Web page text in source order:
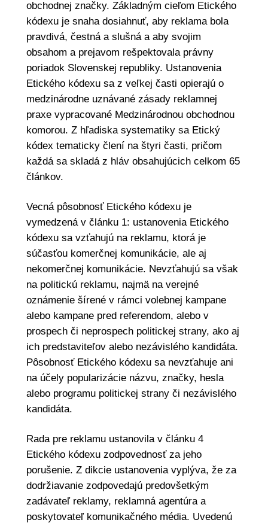
obchodnej značky. Základným cieľom Etického
kódexu je snaha dosiahnuť, aby reklama bola
pravdivá, čestná a slušná a aby svojim
obsahom a prejavom rešpektovala právny
poriadok Slovenskej republiky. Ustanovenia
Etického kódexu sa z veľkej časti opierajú o
medzinárodne uznávané zásady reklamnej
praxe vypracované Medzinárodnou obchodnou
komorou. Z hľadiska systematiky sa Etický
kódex tematicky člení na štyri časti, pričom
každá sa skladá z hláv obsahujúcich celkom 65
článkov.
Vecná pôsobnosť Etického kódexu je
vymedzená v článku 1: ustanovenia Etického
kódexu sa vzťahujú na reklamu, ktorá je
súčasťou komerčnej komunikácie, ale aj
nekomerčnej komunikácie. Nevzťahujú sa však
na politickú reklamu, najmä na verejné
oznámenie šírené v rámci volebnej kampane
alebo kampane pred referendom, alebo v
prospech či neprospech politickej strany, ako aj
ich predstaviteľov alebo nezávislého kandidáta.
Pôsobnosť Etického kódexu sa nevzťahuje ani
na účely popularizácie názvu, značky, hesla
alebo programu politickej strany či nezávislého
kandidáta.
Rada pre reklamu ustanovila v článku 4
Etického kódexu zodpovednosť za jeho
porušenie. Z dikcie ustanovenia vyplýva, že za
dodržiavanie zodpovedajú predovšetkým
zadávateľ reklamy, reklamná agentúra a
poskytovateľ komunikačného média. Uvedenú